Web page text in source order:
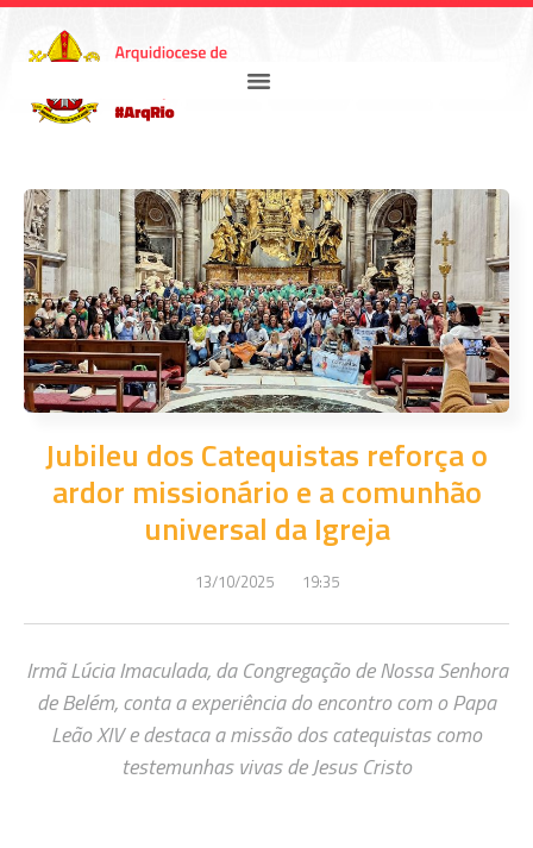
Jubileu dos Catequistas reforça o
ardor missionário e a comunhão
universal da Igreja
13/10/2025 19:35
Irmã Lúcia Imaculada, da Congregação de Nossa Senhora
de Belém, conta a experiência do encontro com o Papa
Leão XIV e destaca a missão dos catequistas como
testemunhas vivas de Jesus Cristo